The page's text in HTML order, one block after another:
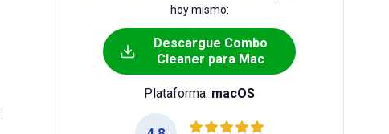
hoy mismo:
Descargue Combo
Cleaner para Mac
Plataforma: macOS